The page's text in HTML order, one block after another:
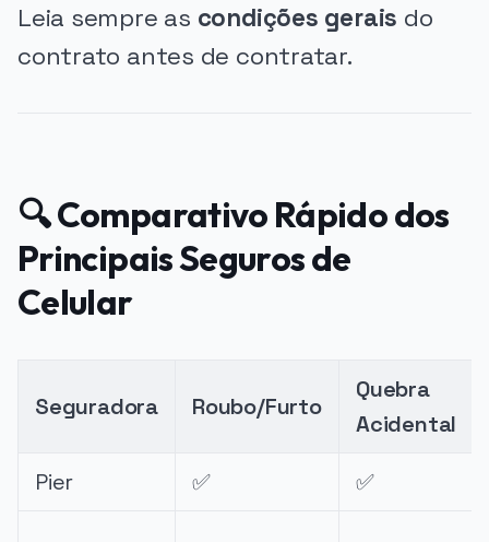
Leia sempre as condições gerais do
contrato antes de contratar.
🔍 Comparativo Rápido dos
Principais Seguros de
Celular
Seguradora Roubo/Furto
Quebra
Acidental
Pier ✅ ✅